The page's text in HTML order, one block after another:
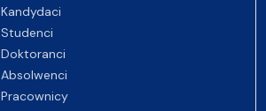
Kandydaci
Studenci
Doktoranci
Absolwenci
Pracownicy